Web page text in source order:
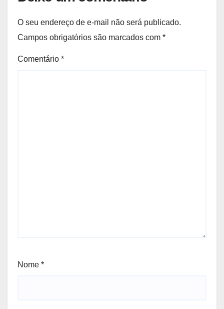
O seu endereço de e-mail não será publicado.
Campos obrigatórios são marcados com *
Comentário *
Nome *